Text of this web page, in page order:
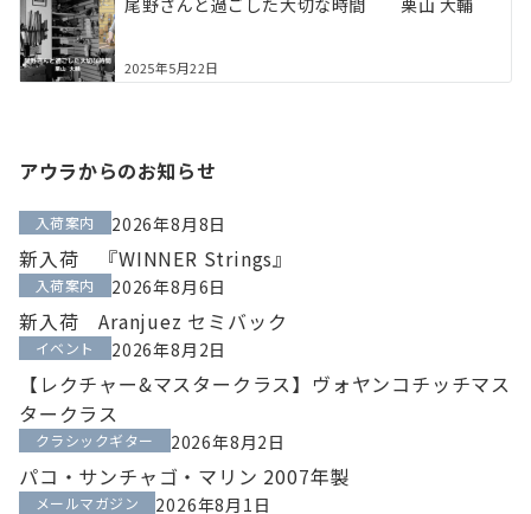
尾野さんと過ごした大切な時間 栗山 大輔
2025年5月22日
アウラからのお知らせ
2026年8月8日
入荷案内
新入荷 『WINNER Strings』
2026年8月6日
入荷案内
新入荷 Aranjuez セミバック
2026年8月2日
イベント
【レクチャー&マスタークラス】ヴォヤンコチッチマス
タークラス
2026年8月2日
クラシックギター
パコ・サンチャゴ・マリン 2007年製
2026年8月1日
メールマガジン